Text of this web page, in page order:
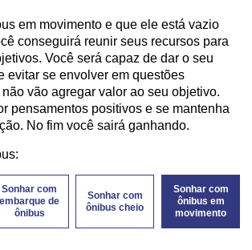
em movimento e que ele está vazio
conseguirá reunir seus recursos para
Você será capaz de dar o seu
evitar se envolver em questões
vão agregar valor ao seu objetivo.
pensamentos positivos e se mantenha
No fim você sairá ganhando.
Sonhar com
embarque de
ônibus
Sonhar com
ônibus cheio
Sonhar com
ônibus em
movimento